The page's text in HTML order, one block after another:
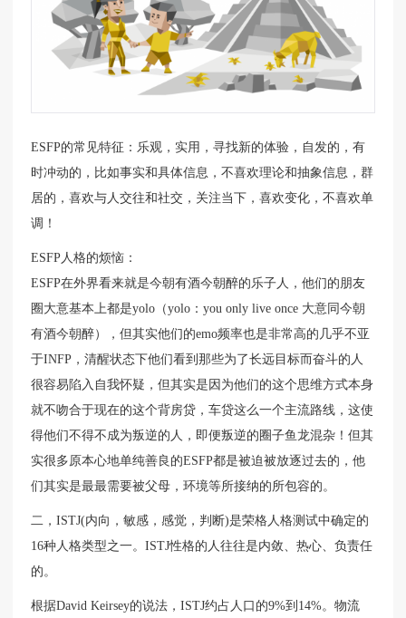
ESFP的常见特征：乐观，实用，寻找新的体验，自发的，有
时冲动的，比如事实和具体信息，不喜欢理论和抽象信息，群
居的，喜欢与人交往和社交，关注当下，喜欢变化，不喜欢单
调！
ESFP人格的烦恼：
ESFP在外界看来就是今朝有酒今朝醉的乐子人，他们的朋友
圈大意基本上都是yolo（yolo：you only live once 大意同今朝
有酒今朝醉），但其实他们的emo频率也是非常高的几乎不亚
于INFP，清醒状态下他们看到那些为了长远目标而奋斗的人
很容易陷入自我怀疑，但其实是因为他们的这个思维方式本身
就不吻合于现在的这个背房贷，车贷这么一个主流路线，这使
得他们不得不成为叛逆的人，即便叛逆的圈子鱼龙混杂！但其
实很多原本心地单纯善良的ESFP都是被迫被放逐过去的，他
们其实是最最需要被父母，环境等所接纳的所包容的。
二，ISTJ(内向，敏感，感觉，判断)是荣格人格测试中确定的
16种人格类型之一。ISTJ性格的人往往是内敛、热心、负责任
的。
根据David Keirsey的说法，ISTJ约占人口的9%到14%。物流